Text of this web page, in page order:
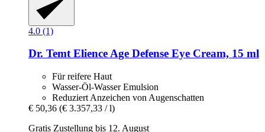
4.0 (1)
Dr. TemtElience Age Defense Eye Cream, 15 ml
Für reifere Haut
Wasser-Öl-Wasser Emulsion
Reduziert Anzeichen von Augenschatten
€ 50,36 (€ 3.357,33 / l)
Gratis Zustellung bis 12. August